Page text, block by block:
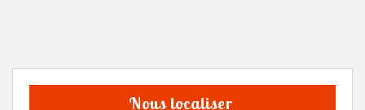
Nous localiser